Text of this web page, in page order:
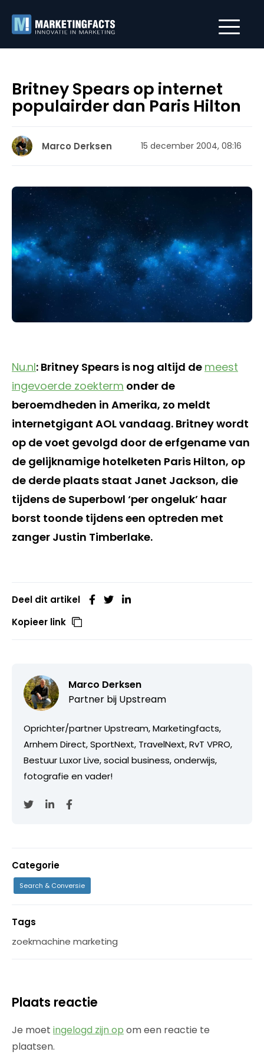
Britney Spears op internet
populairder dan Paris Hilton
Marco Derksen 15 december 2004, 08:16
Nu.nl: Britney Spears is nog altijd de meest
ingevoerde zoekterm onder de
beroemdheden in Amerika, zo meldt
internetgigant AOL vandaag. Britney wordt
op de voet gevolgd door de erfgename van
de gelijknamige hotelketen Paris Hilton, op
de derde plaats staat Janet Jackson, die
tijdens de Superbowl ‘per ongeluk’ haar
borst toonde tijdens een optreden met
zanger Justin Timberlake.
Deel dit artikel
Kopieer link
Marco Derksen
Partner bij Upstream
Oprichter/partner Upstream, Marketingfacts,
Arnhem Direct, SportNext, TravelNext, RvT VPRO,
Bestuur Luxor Live, social business, onderwijs,
fotografie en vader!
Categorie
Search & Conversie
Tags
zoekmachine marketing
Plaats reactie
Je moet ingelogd zijn op om een reactie te
plaatsen.